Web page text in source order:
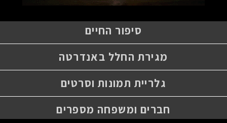
סיפור החיים
מגירת החלל באנדרטה
גלריית תמונות וסרטים
חברים ומשפחה מספרים